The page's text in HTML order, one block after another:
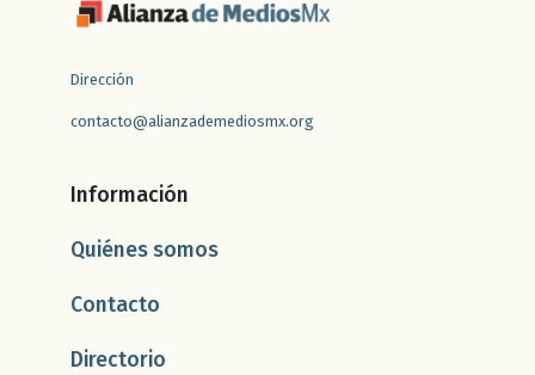
Dirección
contacto@alianzademediosmx.org
Información
Quiénes somos
Contacto
Directorio